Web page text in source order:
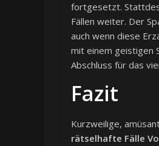
fortgesetzt.
Fällen weiter. Der
auch wenn diese
mit einem geistigen
Abschluss für das
Fazit
Kurzweilige,
rätselhafte Fälle